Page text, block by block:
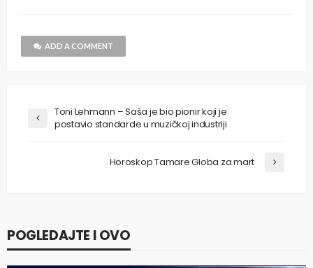
ADD A COMMENT
Toni Lehmann – Saša je bio pionir koji je
postavio standarde u muzičkoj industriji
Horoskop Tamare Globa za mart
POGLEDAJTE I OVO